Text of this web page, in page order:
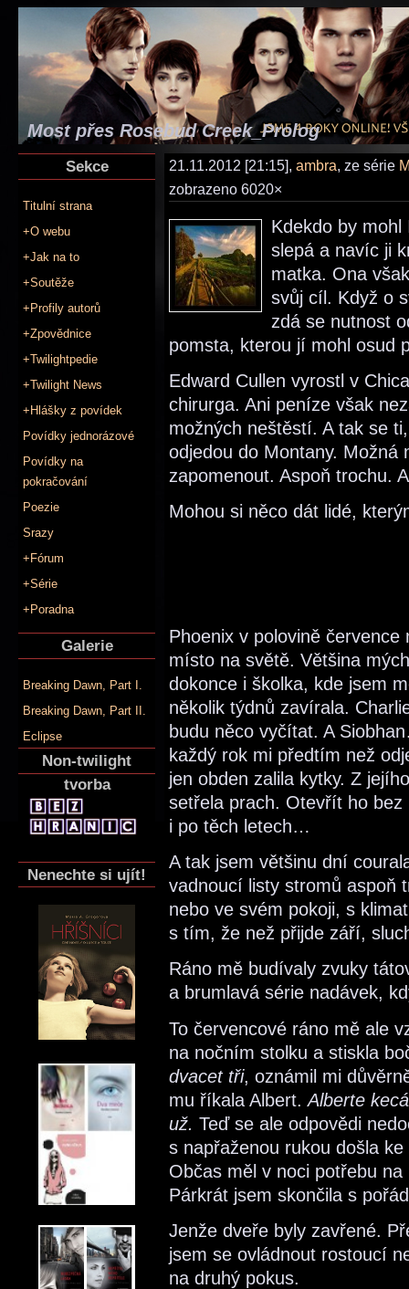
Most přes Rosebud Creek_Prolog
Sekce
Titulní strana
+O webu
+Jak na to
+Soutěže
+Profily autorů
+Zpovědnice
+Twilightpedie
+Twilight News
+Hlášky z povídek
Povídky jednorázové
Povídky na
pokračování
Poezie
Srazy
+Fórum
+Série
+Poradna
Galerie
Breaking Dawn, Part I.
Breaking Dawn, Part II.
Eclipse
Non-twilight
tvorba
Nenechte si ujít!
21.11.2012 [21:15], ambra, ze série
zobrazeno 6020×
Kdekdo by
slepá a navíc ji
matka. Ona
svůj cíl. Když o
zdá se nutnost
pomsta, kterou jí mohl osud
Edward Cullen vyrostl v
chirurga. Ani peníze však
možných neštěstí. A tak se
odjedou do Montany.
zapomenout. Aspoň trochu.
Mohou si něco dát lidé,
Phoenix v polovině
místo na světě. Většina
dokonce i školka, kde jsem
několik týdnů zavírala.
budu něco vyčítat. A
každý rok mi předtím než
jen obden zalila kytky. Z
setřela prach. Otevřít ho
i po těch letech…
A tak jsem většinu dní
vadnoucí listy stromů aspoň
nebo ve svém pokoji, s
s tím, že než přijde září,
Ráno mě budívaly zvuky
a brumlavá série nadávek,
To červencové ráno mě ale
na nočním stolku a stiskla
dvacet tři, oznámil mi
mu říkala Albert.Alberte
už. Teď se ale odpovědi
s napřaženou rukou došla
Občas měl v noci potřebu
Párkrát jsem skončila s
Jenže dveře byly zavřené.
jsem se ovládnout rostoucí
na druhý pokus.